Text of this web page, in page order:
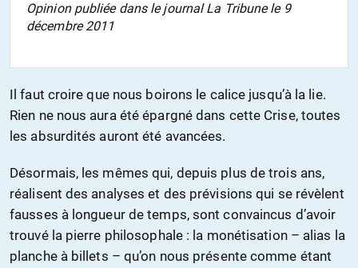
Opinion publiée dans le journal La Tribune le 9
décembre 2011
Il faut croire que nous boirons le calice jusqu’à la lie.
Rien ne nous aura été épargné dans cette Crise, toutes
les absurdités auront été avancées.
Désormais, les mêmes qui, depuis plus de trois ans,
réalisent des analyses et des prévisions qui se révèlent
fausses à longueur de temps, sont convaincus d’avoir
trouvé la pierre philosophale : la monétisation – alias la
planche à billets – qu’on nous présente comme étant